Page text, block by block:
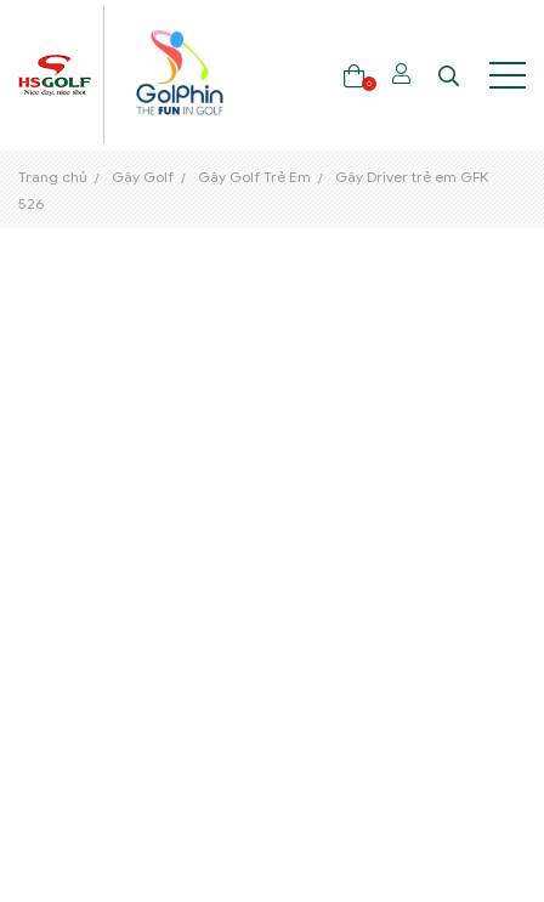
THƯƠNG HIỆU
0
Trang chủ Gậy Golf Gậy Golf Trẻ Em
Gậy Driver trẻ em GFK
526